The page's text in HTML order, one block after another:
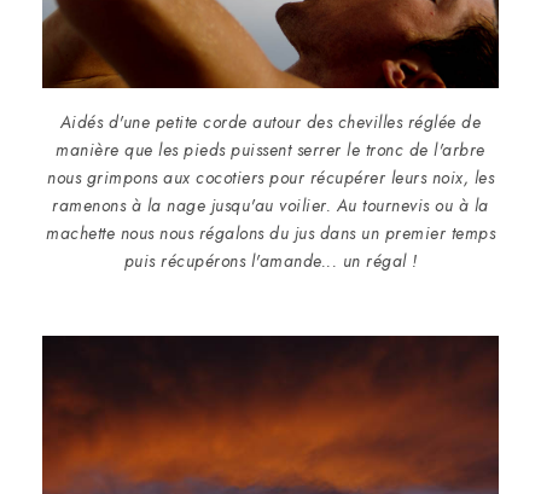
Aidés d'une petite corde autour des chevilles réglée de
manière que les pieds puissent serrer le tronc de l'arbre
nous grimpons aux cocotiers pour récupérer leurs noix, les
ramenons à la nage jusqu'au voilier. Au tournevis ou à la
machette nous nous régalons du jus dans un premier temps
puis récupérons l'amande... un régal !